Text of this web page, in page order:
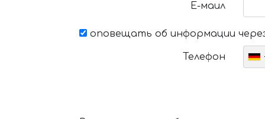
Е-маил
оповещать об информации
Телефон